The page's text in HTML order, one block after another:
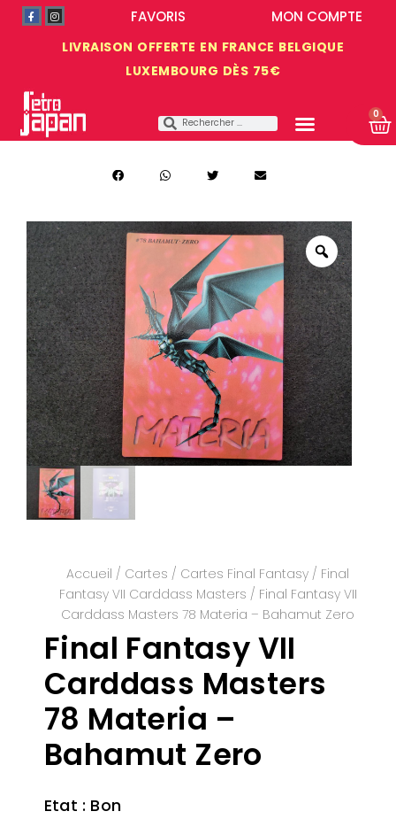
LIVRAISON OFFERTE EN FRANCE BELGIQUE
LUXEMBOURG DÈS 75€
MON COMPTE
FAVORIS
0
Accueil / Cartes / Cartes Final Fantasy / Final
Fantasy VII Carddass Masters / Final Fantasy VII
Carddass Masters 78 Materia – Bahamut Zero
Final Fantasy VII
Carddass Masters
78 Materia –
Bahamut Zero
Etat : Bon